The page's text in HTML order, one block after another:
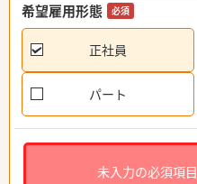
希望雇用形態 必須
正社員
パート
未入力の必須項